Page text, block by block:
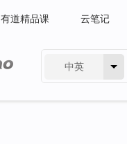
有道精品课 云笔记
中英